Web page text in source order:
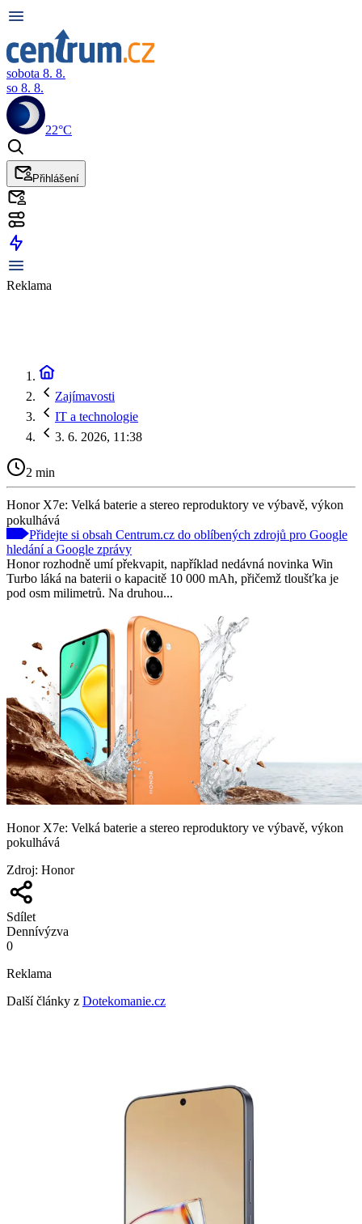
sobota 8. 8.
so 8. 8.
22°C
Přihlášení
Reklama
Zajímavosti
IT a technologie
3. 6. 2026, 11:38
2 min
Honor X7e: Velká baterie a stereo reproduktory ve výbavě, výkon
pokulhává
Přidejte si obsah Centrum.cz do oblíbených zdrojů pro Google
hledání a Google zprávy
Honor rozhodně umí překvapit, například nedávná novinka Win
Turbo láká na baterii o kapacitě 10 000 mAh, přičemž tloušťka je
pod osm milimetrů. Na druhou...
Honor X7e: Velká baterie a stereo reproduktory ve výbavě, výkon
pokulhává
Zdroj: Honor
Sdílet
Dennívýzva
0
Reklama
Další články z Dotekomanie.cz